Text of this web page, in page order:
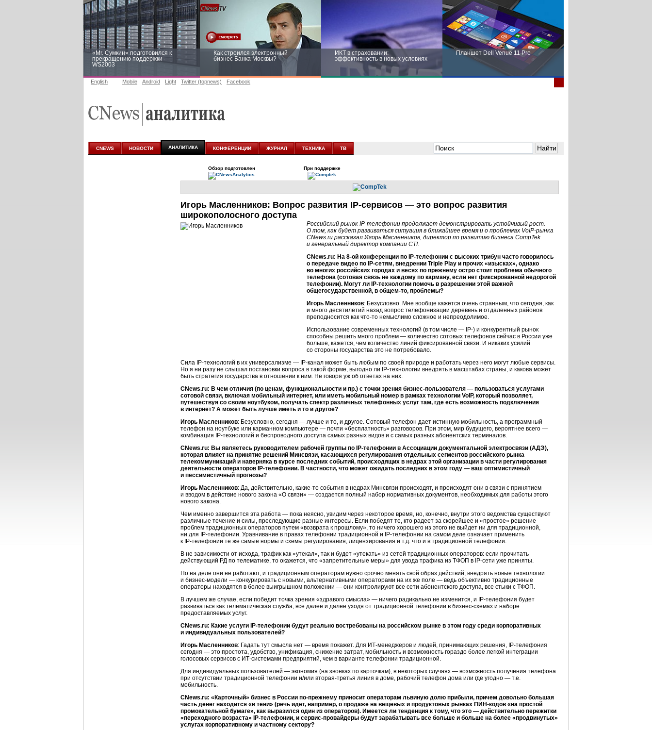
«Mr. Сумкин» подготовился к
прекращению поддержки
WS2003
Как строился электронный
бизнес Банка Москвы?
ИКТ в страховании:
эффективность в новых условиях
Планшет Dell Venue 11 Pro
аналитике
новых условиях
English Mobile Android Light Twitter (topnews) Facebook
CNEWS НОВОСТИ АНАЛИТИКА КОНФЕРЕНЦИИ ЖУРНАЛ ТЕХНИКА ТВ
Обзор подготовлен При поддержке
Игорь Масленников: Вопрос развития IP-сервисов — это вопрос развития
широкополосного доступа
Российский рынок IP-телефонии продолжает демонстрировать устойчивый рост.
О том, как будет развиваться ситуация в ближайшее время и о проблемах VoIP-рынка
CNews.ru рассказал Игорь Масленников, директор по развитию бизнеса CompTek
и генеральный директор компании CTI.
CNews.ru: На 8-ой конференции по IP-телефонии с высоких трибун часто говорилось
о передаче видео по IP-сетям, внедрении Triple Play и прочих «изысках», однако
во многих российских городах и весях по прежнему остро стоит проблема обычного
телефона (сотовая связь не каждому по карману, если нет фиксированной недорогой
телефонии). Могут ли IP-технологии помочь в разрешении этой важной
общегосударственной, в общем-то, проблемы?
Игорь Масленников: Безусловно. Мне вообще кажется очень странным, что сегодня, как
и много десятилетий назад вопрос телефонизации деревень и отдаленных районов
преподносится как что-то немыслимо сложное и непреодолимое.
Использование современных технологий (в том числе — IP-) и конкурентный рынок
способны решить много проблем — количество сотовых телефонов сейчас в России уже
больше, кажется, чем количество линий фиксированной связи. И никаких усилий
со стороны государства это не потребовало.
Сила IP-технологий в их универсализме — IP-канал может быть любым по своей природе и работать через него могут любые сервисы.
Но я ни разу не слышал постановки вопроса в такой форме, выгодно ли
IP-технологии внедрять в масштабах страны, и какова может
быть стратегия государства в отношении к ним. Не говоря уж об ответах на них.
CNews.ru: В чем отличия (по ценам, функциональности и пр.) с точки зрения бизнес-пользователя — пользоваться услугами
сотовой связи, включая мобильный интернет, или иметь мобильный номер в рамках технологии VoIP, который позволяет,
путешествуя со своим ноутбуком, получать спектр различных телефонных услуг там, где есть возможность подключения
в интернет? А может быть лучше иметь и то и другое?
Игорь Масленников: Безусловно, сегодня — лучше и то, и другое. Сотовый телефон дает истинную мобильность, а программный
телефон на ноутбуке или карманном компьютере — почти «бесплатность» разговоров. При этом, мир будущего, вероятнее всего —
комбинация
IP-технологий и беспроводного доступа самых разных видов и с самых разных абонентских терминалов.
CNews.ru: Вы являетесь руководителем рабочей группы по IP-телефонии в Ассоциации документальной электросвязи (АДЭ),
которая влияет на принятие решений Минсвязи, касающихся регулирования отдельных сегментов российского рынка
телекоммуникаций и наверняка в курсе последних событий, происходящих в недрах этой организации в части регулирования
деятельности операторов IP-телефонии. В частности, что может ожидать последних в этом году — ваш оптимистичный
и пессимистичный прогнозы?
Игорь Масленников: Да, действительно, какие-то события в недрах Минсвязи происходят, и происходят они в связи с принятием
и вводом в действие нового закона «О связи» — создается полный набор нормативных документов, необходимых для работы этого
нового закона.
Чем именно завершится эта работа — пока неясно, увидим через некоторое время, но, конечно, внутри этого ведомства существуют
различные течение и силы, преследующие разные интересы. Если победят те, кто радеет за скорейшее и «простое» решение
проблем традиционных операторов путем «возврата к прошлому», то ничего хорошего из этого не выйдет ни для традиционной,
ни для
IP-телефонии. Уравнивание в правах телефонии традиционной и IP-телефонии на самом деле означает применить
к IP-телефонии те же самые нормы и схемы регулирования, лицензирования и т.д. что и в традиционной телефонии.
В не зависимости от исхода, трафик как «утекал», так и будет «утекать» из сетей традиционных операторов: если прочитать
действующий РД по телематике, то окажется, что «запретительные меры» для увода трафика из ТФОП в IP-сети уже приняты.
Но на деле они не работают, и традиционным операторам нужно срочно менять свой образ действий, внедрять новые технологии
и бизнес-модели — конкурировать с новыми, альтернативными операторами на их же поле — ведь объективно традиционные
операторы находятся в более выигрышном положении — они контролируют все сети абонентского доступа, все стыки с ТФОП.
В лучшем же случае, если победит точка зрения «здравого смысла» — ничего радикально не изменится, и
IP-телефония будет
развиваться как телематическая служба, все далее и далее уходя от традиционной телефонии в бизнес-схемах и наборе
предоставляемых услуг.
CNews.ru: Какие услуги IP-телефонии будут реально востребованы на российском рынке в этом году среди корпоративных
и индивидуальных пользователей?
Игорь Масленников: Гадать тут смысла нет — время покажет. Для ИТ-менеджеров и людей, принимающих решения, IP-телефония
сегодня — это простота, удобство, унификация, снижение затрат, мобильность и возможность гораздо более легкой интеграции
голосовых сервисов с ИТ-системами предприятий, чем в варианте телефонии традиционной.
Для индивидуальных пользователей — экономия (на звонках по карточкам), в некоторых случаях — возможность получения телефона
при отсутствии традиционной телефонии и/или вторая-третья линия в доме, рабочий телефон дома или где угодно — т.е.
мобильность.
CNews.ru: «Карточный» бизнес в России по-прежнему приносит операторам львиную долю прибыли, причем довольно большая
часть денег находится «в тени» (речь идет, например, о продаже на вещевых и продуктовых рынках ПИН-кодов «на простой
промокательной бумаге», как выразился один из операторов). Имеется ли тенденция к тому, что это — действительно пережитки
«переходного возраста»
IP-телефонии, и сервис-провайдеры будут зарабатывать все больше и больше на более «продвинутых»
услугах корпоративному и частному сектору?